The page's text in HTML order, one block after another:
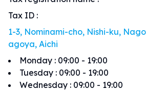
Tax ID :
1-3, Nominami-cho, Nishi-ku,
agoya, Aichi
Monday : 09:00 - 19:00
Tuesday : 09:00 - 19:00
Wednesday : 09:00 - 19:00